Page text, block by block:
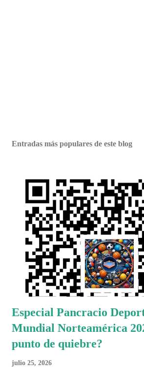
Entradas más populares de este blog
Especial Pancracio
Mundial Norteamérica
punto de quiebre?
julio 25, 2026